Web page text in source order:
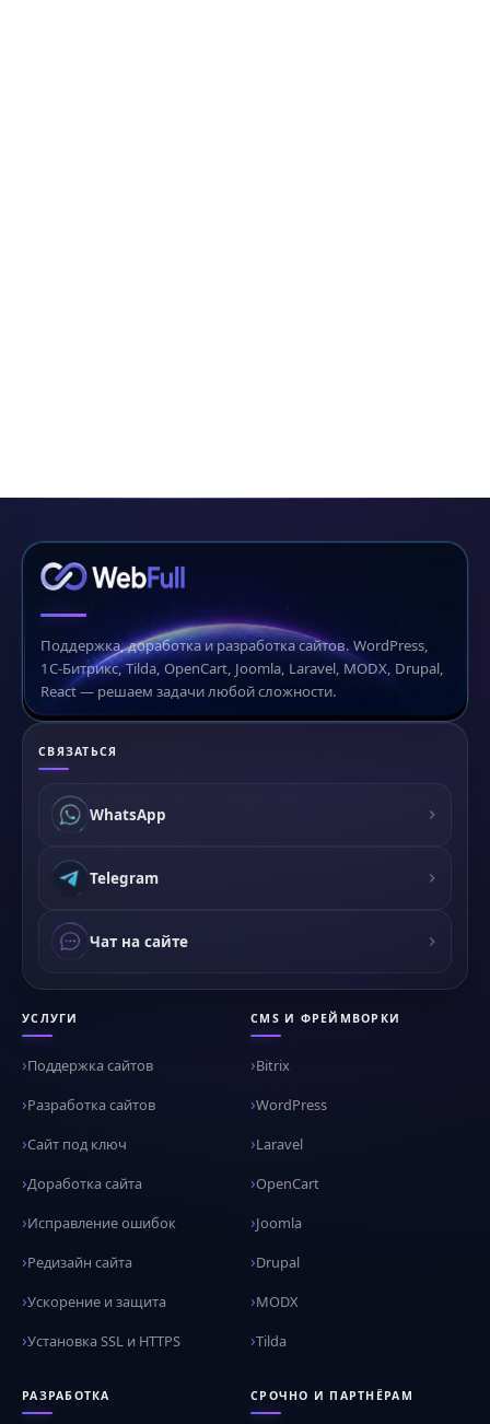
Поддержка, доработка и разработка сайтов. WordPress,
1С-Битрикс, Tilda, OpenCart, Joomla, Laravel, MODX, Drupal,
React — решаем задачи любой сложности.
СВЯЗАТЬСЯ
WhatsApp
Telegram
Чат на сайте
УСЛУГИ
Поддержка сайтов
Разработка сайтов
Сайт под ключ
Доработка сайта
Исправление ошибок
Редизайн сайта
Ускорение и защита
Установка SSL и HTTPS
CMS И ФРЕЙМВОРКИ
Bitrix
WordPress
Laravel
OpenCart
Joomla
Drupal
MODX
Tilda
РАЗРАБОТКА СРОЧНО И ПАРТНЁРАМ